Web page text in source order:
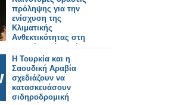
400.000 ευρώ η ζημιά
πρόληψης για την
ενίσχυση της
Κλιματικής
Ανθεκτικότητας στη
Δυτική Ελλάδα μέσω
του έργου LIFE-IP
AdaptInGR
Η Τουρκία και η
Σαουδική Αραβία
σχεδιάζουν να
κατασκευάσουν
σιδηροδρομική